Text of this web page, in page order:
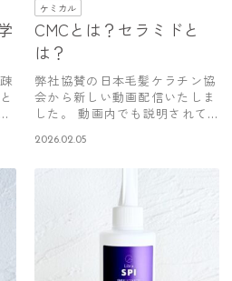
ケミカル
CMCとは？セラミドと
は？
弊社協賛の日本毛髪ケラチン協
会から新しい動画配信いたしま
した。 動画内でも説明されて
2026.02.05